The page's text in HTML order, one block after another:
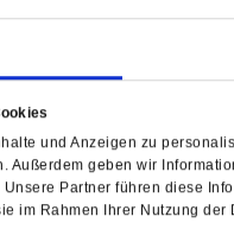
und Anzeigen zu
Außerdem geben wir
Partner führen diese
im Rahmen Ihrer Nutzung der